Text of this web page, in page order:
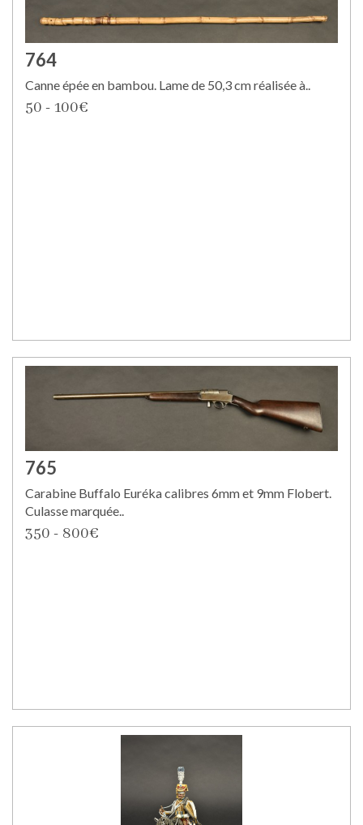
764
Canne épée en bambou. Lame de 50,3 cm réalisée à..
50 - 100€
765
Carabine Buffalo Euréka calibres 6mm et 9mm Flobert.
Culasse marquée..
350 - 800€